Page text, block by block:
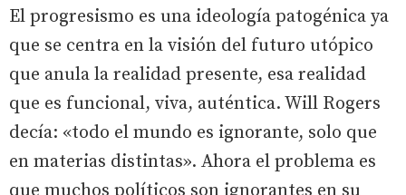
El progresismo es una ideología patogénica ya
que se centra en la visión del futuro utópico
que anula la realidad presente, esa realidad
que es funcional, viva, auténtica. Will Rogers
decía: «todo el mundo es ignorante, solo que
en materias distintas». Ahora el problema es